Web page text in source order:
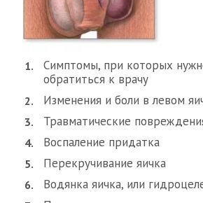
Симптомы, при которых
обратиться к врачу
Изменения и боли в левом
Травматические
Воспаление придатка
Перекручивание яичка
Водянка яичка, или